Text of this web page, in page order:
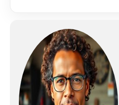
et